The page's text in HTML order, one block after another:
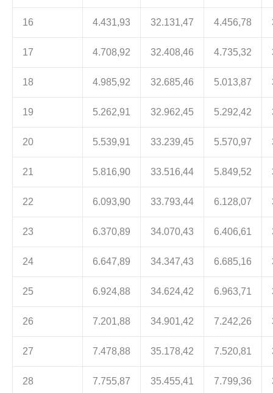
16 4.431,93 32.131,47 4.456,78
17 4.708,92 32.408,46 4.735,32
18 4.985,92 32.685,46 5.013,87
19 5.262,91 32.962,45 5.292,42
20 5.539,91 33.239,45 5.570,97
21 5.816,90 33.516,44 5.849,52
22 6.093,90 33.793,44 6.128,07
23 6.370,89 34.070,43 6.406,61
24 6.647,89 34.347,43 6.685,16
25 6.924,88 34.624,42 6.963,71
26 7.201,88 34.901,42 7.242,26
27 7.478,88 35.178,42 7.520,81
28 7.755,87 35.455,41 7.799,36